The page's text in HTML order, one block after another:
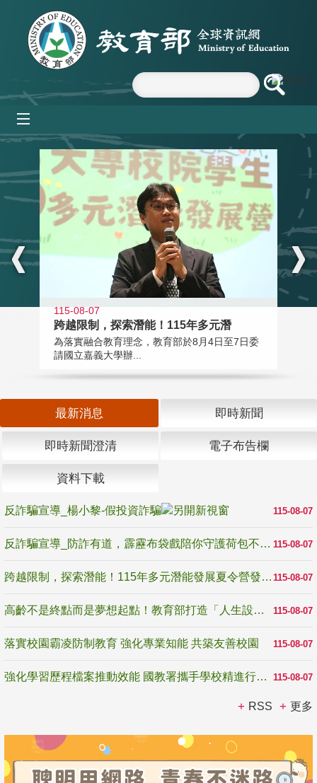
跳到主要內容區塊
:::
115-08-07
跨越限制，探索潛能！115年多元潛
為落實融合教育理念，教育部於8月4日至7日委
請國立嘉義大學辦...
最新消息 即時新聞
即時新聞澄清 電子布告欄
資料下載
115-08-07
反詐騙宣導_楊小黎-假投資詐騙
115-08-07
反詐騙宣導_防詐有道，霹靂布袋戲陪你守護荷包不受騙
115-08-07
跨越限制，探索潛能！115年多元潛能發展夏令營發掘生命無限可能
115-08-07
高齡不是終點而是夢想起點！教育部打造「人生設計夢工場」 參展第3屆高齡健康產業博覽會
115-08-07
落實校園霸凌防制教育 強化專業知能 共築友善校園
115-08-07
強化學習歷程檔案推動效能 國教署攜手學校精進行政與教學支持
RSS 更多